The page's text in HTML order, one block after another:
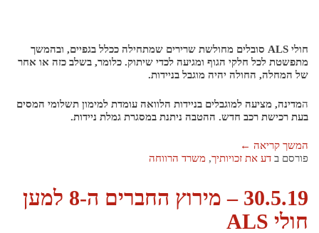
חולי ALS סובלים מחולשת שרירים שמתחילה ככלל בגפיים, ובהמשך
מתפשטת לכל חלקי הגוף ומגיעה לכדי שיתוק. כלומר, בשלב כזה או אחר
של המחלה, החולה יהיה מוגבל בניידות.
המדינה, מציעה למוגבלים בניידות הלוואה עומדת למימון תשלומי המסים
בעת רכישת רכב חדש. ההטבה ניתנת במסגרת גמלת ניידות.
המשך קריאה ←
פורסם ב דע את זכויותיך, משרד הרווחה
30.5.19 – מירוץ החברים ה-8 למען
חולי ALS